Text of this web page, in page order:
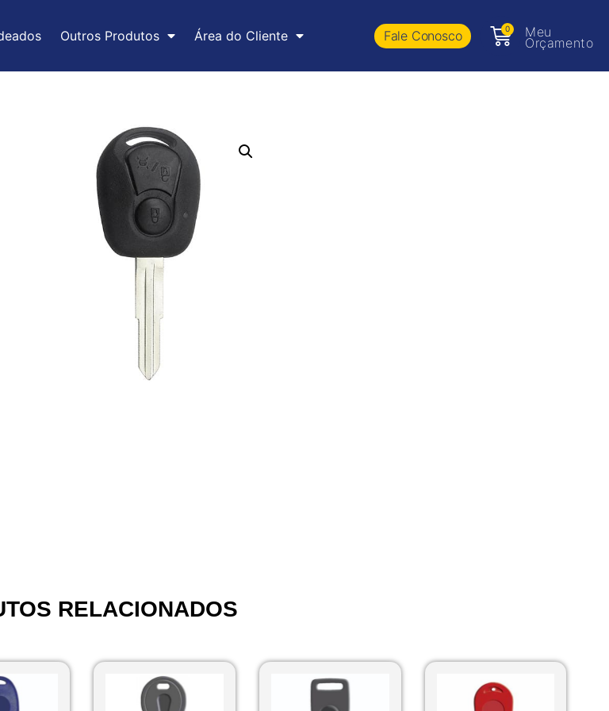
Outros Produtos Área do Cliente Fale Conosco 0 Meu
Orçamento
RELACIONADOS